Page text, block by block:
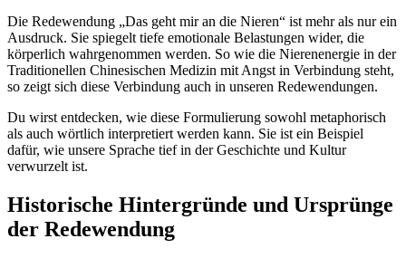
Die Redewendung „Das geht mir an die Nieren“ ist mehr als nur ein
Ausdruck. Sie spiegelt tiefe emotionale Belastungen wider, die
körperlich wahrgenommen werden. So wie die Nierenenergie in der
Traditionellen Chinesischen Medizin mit Angst in Verbindung steht,
so zeigt sich diese Verbindung auch in unseren Redewendungen.
Du wirst entdecken, wie diese Formulierung sowohl metaphorisch
als auch wörtlich interpretiert werden kann. Sie ist ein Beispiel
dafür, wie unsere Sprache tief in der Geschichte und Kultur
verwurzelt ist.
Historische Hintergründe und Ursprünge
der Redewendung